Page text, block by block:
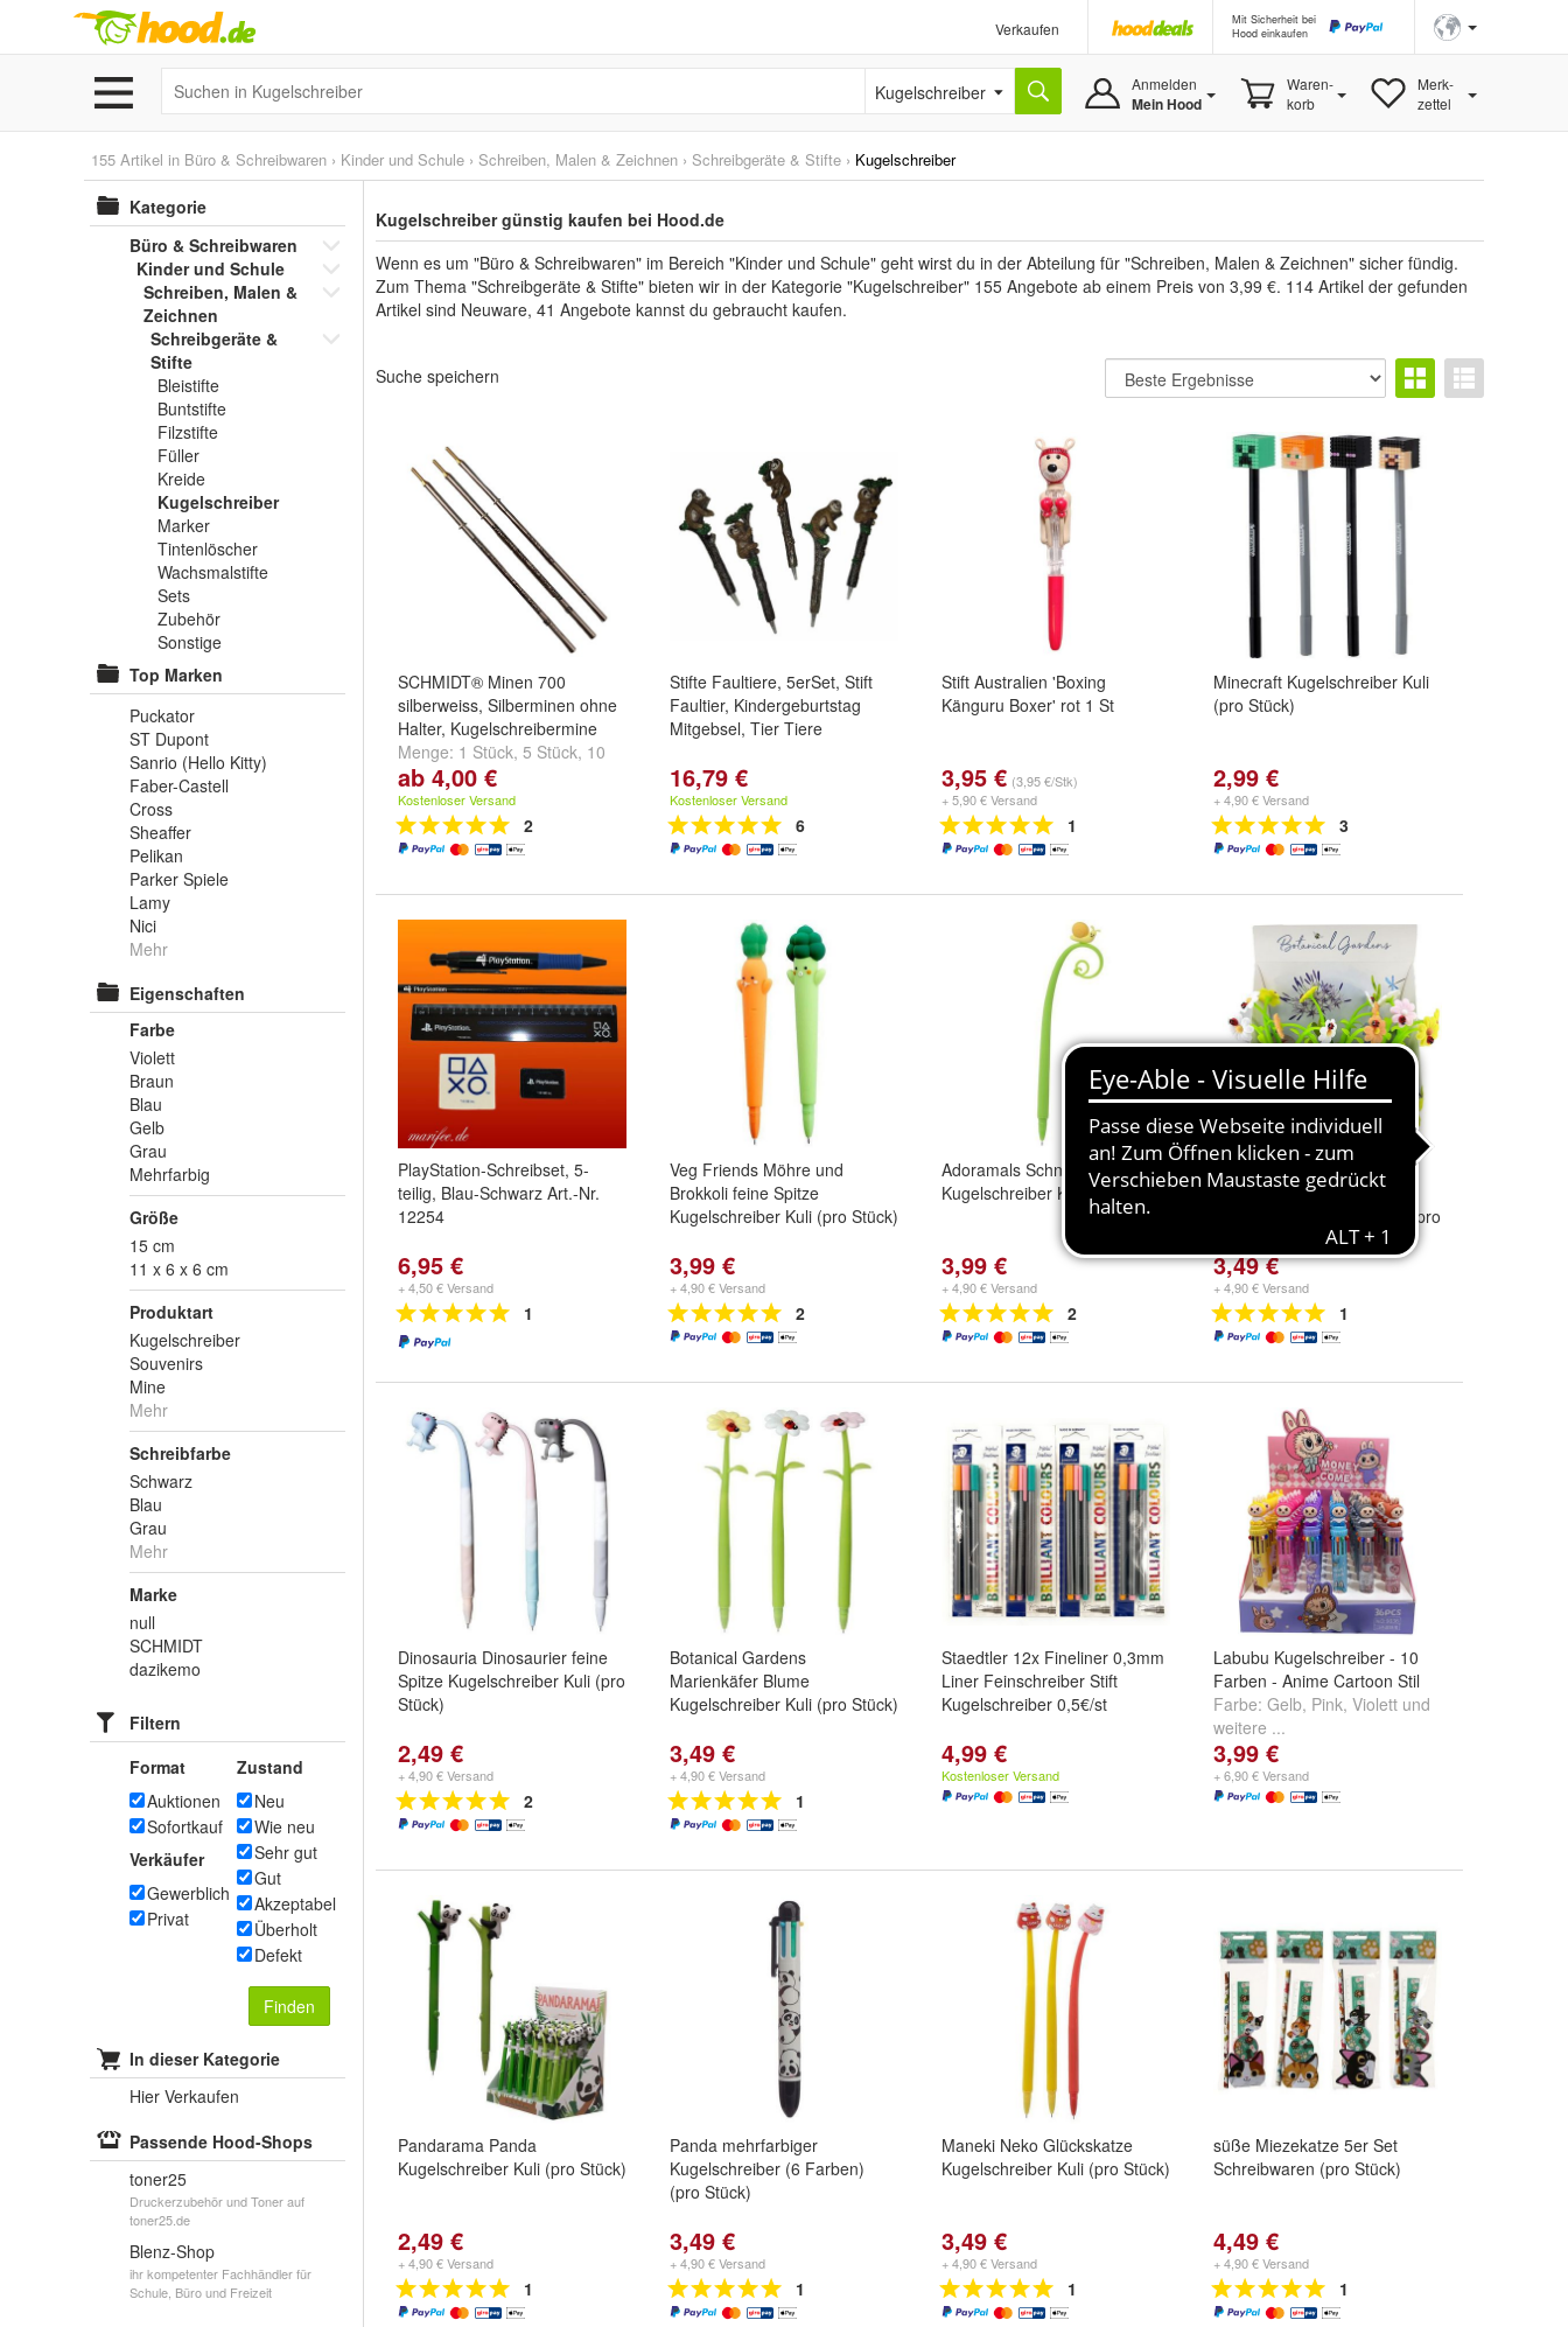
Verkaufen
Mit Sicherheit bei
Hood einkaufen
Kugelschreiber Anmelden
Mein Hood
Waren-
korb
Merk-
zettel
155 Artikel in Büro & Schreibwaren › Kinder und Schule › Schreiben, Malen & Zeichnen › Schreibgeräte & Stifte › Kugelschreiber
Kategorie
Büro & Schreibwaren
Kinder und Schule
Schreiben, Malen &
Zeichnen
Schreibgeräte &
Stifte
Bleistifte
Buntstifte
Filzstifte
Füller
Kreide
Kugelschreiber
Marker
Tintenlöscher
Wachsmalstifte
Sets
Zubehör
Sonstige
Top Marken
Puckator
ST Dupont
Sanrio (Hello Kitty)
Faber-Castell
Cross
Sheaffer
Pelikan
Parker Spiele
Lamy
Nici
Mehr
Eigenschaften
Farbe
Violett
Braun
Blau
Gelb
Grau
Mehrfarbig
Größe
15 cm
11 x 6 x 6 cm
Produktart
Kugelschreiber
Souvenirs
Mine
Mehr
Schreibfarbe
Schwarz
Blau
Grau
Mehr
Marke
null
SCHMIDT
dazikemo
Filtern
Format
Auktionen
Sofortkauf
Verkäufer
Gewerblich
Privat
Zustand
Neu
Wie neu
Sehr gut
Gut
Akzeptabel
Überholt
Defekt
Finden
In dieser Kategorie
Hier Verkaufen
Passende Hood-Shops
toner25
Druckerzubehör und Toner auf
toner25.de
Blenz-Shop
ihr kompetenter Fachhändler für
Schule, Büro und Freizeit
Kugelschreiber günstig kaufen bei Hood.de
Wenn es um "Büro & Schreibwaren" im Bereich "Kinder und Schule" geht wirst du in der Abteilung für "Schreiben, Malen & Zeichnen" sicher fündig.
Zum Thema "Schreibgeräte & Stifte" bieten wir in der Kategorie "Kugelschreiber" 155 Angebote ab einem Preis von 3,99 €. 114 Artikel der gefunden
Artikel sind Neuware, 41 Angebote kannst du gebraucht kaufen.
Suche speichern
SCHMIDT® Minen 700
silberweiss, Silberminen ohne
Halter, Kugelschreibermine
Menge: 1 Stück, 5 Stück, 10
Stückundweitere ...
ab 4,00 €
Kostenloser Versand
2
Stifte Faultiere, 5erSet, Stift
Faultier, Kindergeburtstag
Mitgebsel, Tier Tiere
16,79 €
Kostenloser Versand
6
Stift Australien 'Boxing
Känguru Boxer' rot 1 St
3,95 € (3,95 €/Stk)
+ 5,90 € Versand
1
Minecraft Kugelschreiber Kuli
(pro Stück)
2,99 €
+ 4,90 € Versand
3
PlayStation-Schreibset, 5-
teilig, Blau-Schwarz Art.-Nr.
12254
6,95 €
+ 4,50 € Versand
1
Veg Friends Möhre und
Brokkoli feine Spitze
Kugelschreiber Kuli (pro Stück)
3,99 €
+ 4,90 € Versand
2
Adoramals Schnecke
Kugelschreiber Kuli (pro Stück)
3,99 €
+ 4,90 € Versand
2
Botanical Gardens
Marienkäfer Blume feine
Spitze Kugelschreiber Kuli (pro
3,49 €
+ 4,90 € Versand
1
Dinosauria Dinosaurier feine
Spitze Kugelschreiber Kuli (pro
Stück)
2,49 €
+ 4,90 € Versand
2
Botanical Gardens
Marienkäfer Blume
Kugelschreiber Kuli (pro Stück)
3,49 €
+ 4,90 € Versand
1
Staedtler 12x Fineliner 0,3mm
Liner Feinschreiber Stift
Kugelschreiber 0,5€/st
4,99 €
Kostenloser Versand
Labubu Kugelschreiber - 10
Farben - Anime Cartoon Stil
Farbe: Gelb, Pink, Violett und
weitere ...
3,99 €
+ 6,90 € Versand
Pandarama Panda
Kugelschreiber Kuli (pro Stück)
2,49 €
+ 4,90 € Versand
1
Panda mehrfarbiger
Kugelschreiber (6 Farben)
(pro Stück)
3,49 €
+ 4,90 € Versand
1
Maneki Neko Glückskatze
Kugelschreiber Kuli (pro Stück)
3,49 €
+ 4,90 € Versand
1
süße Miezekatze 5er Set
Schreibwaren (pro Stück)
4,49 €
+ 4,90 € Versand
1